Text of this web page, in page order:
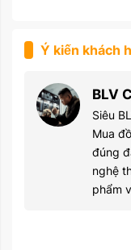
Ý kiến khách
BLV
Siêu
Mua
đúng
nghệ
phẩm